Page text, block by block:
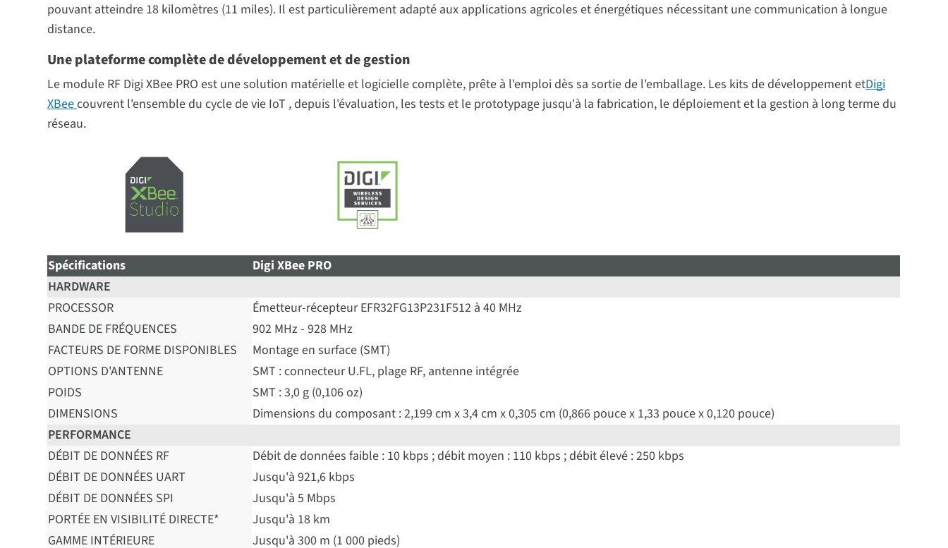
pouvant atteindre 18 kilomètres (11 miles). Il est particulièrement adapté aux applications agricoles et énergétiques nécessitant une communication à longue
distance.
Une plateforme complète de développement et de gestion
Le module RF Digi XBee PRO est une solution matérielle et logicielle complète, prête à l'emploi dès sa sortie de l'emballage. Les kits de développement etDigi
XBeecouvrent l'ensemble du cycle de vie IoT , depuis l'évaluation, les tests et le prototypage jusqu'à la fabrication, le déploiement et la gestion à long terme du
réseau.
Spécifications
Digi XBee PRO
HARDWARE
PROCESSOR
Émetteur-récepteur EFR32FG13P231F512 à 40 MHz
BANDE DE FRÉQUENCES
902 MHz - 928 MHz
FACTEURS DE FORME DISPONIBLES
Montage en surface (SMT)
OPTIONS D'ANTENNE
SMT : connecteur U.FL, plage RF, antenne intégrée
POIDS
SMT : 3,0 g (0,106 oz)
DIMENSIONS
Dimensions du composant : 2,199 cm x 3,4 cm x 0,305 cm (0,866 pouce x 1,33 pouce x 0,120 pouce)
PERFORMANCE
DÉBIT DE DONNÉES RF
Débit de données faible : 10 kbps ; débit moyen : 110 kbps ; débit élevé : 250 kbps
DÉBIT DE DONNÉES UART
Jusqu'à 921,6 kbps
DÉBIT DE DONNÉES SPI
Jusqu'à 5 Mbps
PORTÉE EN VISIBILITÉ DIRECTE*
Jusqu'à 18 km
GAMME INTÉRIEURE
Jusqu'à 300 m (1 000 pieds)